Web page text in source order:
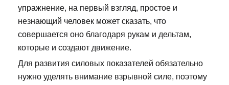
упражнение, на первый взгляд, простое и
незнающий человек может сказать, что
совершается оно благодаря рукам и дельтам,
которые и создают движение.
Для развития силовых показателей обязательно
нужно уделять внимание взрывной силе, поэтому